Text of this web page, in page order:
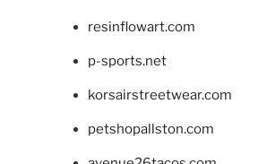
resinflowart.com
p-sports.net
korsairstreetwear.com
petshopallston.com